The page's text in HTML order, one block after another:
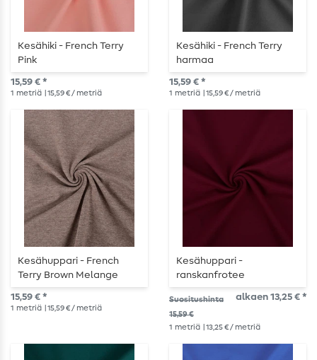
Kesähiki - French Terry
Pink
15,59 € *
1 metriä | 15,59 € / metriä
Kesähiki - French Terry
harmaa
15,59 € *
1 metriä | 15,59 € / metriä
Kesähuppari - French
Terry Brown Melange
15,59 € *
1 metriä | 15,59 € / metriä
Kesähuppari -
ranskanfrotee
burgundinpunainen
Suositushinta
15,59 €
alkaen 13,25 € *
1 metriä | 13,25 € / metriä